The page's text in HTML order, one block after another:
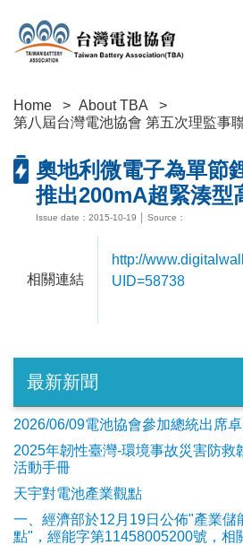
Home
About TBA
第八屆台灣電池協會 第五次理監事
奧地利微電子為單節
推出200mA超緊湊型
Issue date：2015-10-19 │ Source：
相關連結
http://
UID=58738
最新新聞
2026/06/09電池協會參加總統出席
2025年韌性臺灣-環境事故災害防救
活動手冊
天宇對電池產業觀點
一、經濟部於12月19日公佈"產業儲
點"，經能字第11458005200號，相